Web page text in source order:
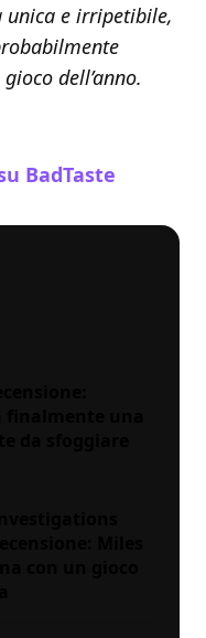
unica e irripetibile,
dell’anno.
BadTaste
una
Miles